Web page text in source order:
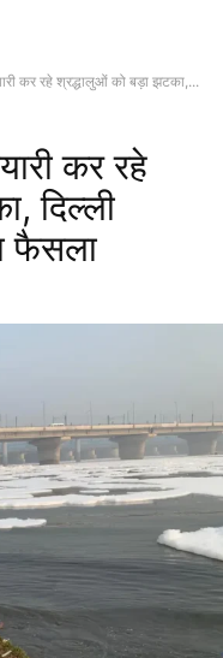
कर रहे श्रद्धालुओं को बड़ा झटका,...
कर रहे
दिल्ली
फैसला